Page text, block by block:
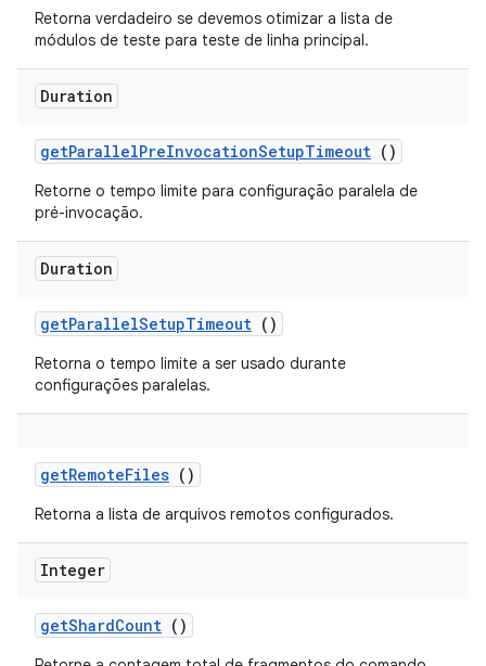
Retorna verdadeiro se devemos otimizar a lista de
módulos de teste para teste de linha principal.
Duration
getParallelPreInvocationSetupTimeout ()
Retorne o tempo limite para configuração paralela de
pré-invocação.
Duration
getParallelSetupTimeout ()
Retorna o tempo limite a ser usado durante
configurações paralelas.
getRemoteFiles ()
Retorna a lista de arquivos remotos configurados.
Integer
getShardCount ()